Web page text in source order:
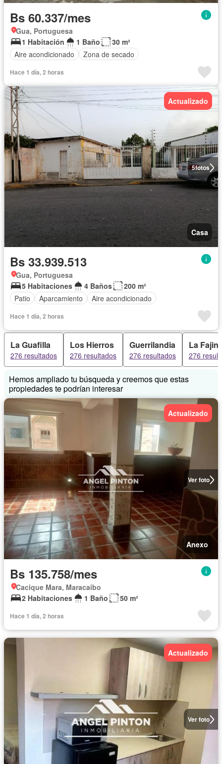
Bs 60.337/mes
Gua, Portuguesa
1 Habitación
1 Baño
30 m²
Aire acondicionado
Zona de secado
Hace 1 día, 2 horas
5fotos
Actualizado
Casa
Bs 33.939.513
Gua, Portuguesa
5 Habitaciones
4 Baños
200 m²
Patio
Aparcamiento Aire acondicionado
Hace 1 día, 2 horas
La Guafilla
276 resultados
Los Hierros
276 resultados
Guerrilandia
276 resultados
La
276
Hemos ampliado tu búsqueda y creemos que estas
propiedades te podrían interesar
Ver foto
Actualizado
Anexo
Bs 135.758/mes
Cacique Mara, Maracaibo
2 Habitaciones
1 Baño 50 m²
Hace 1 día, 2 horas
Ver foto
Actualizado